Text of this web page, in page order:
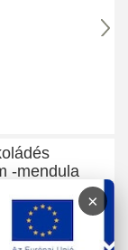
-mendula
×